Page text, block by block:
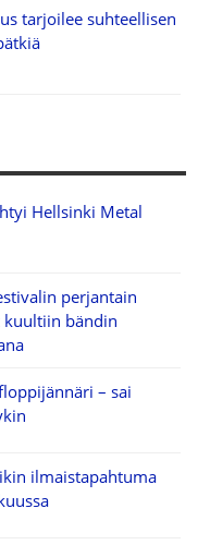
tarjoilee suhteellisen
Hellsinki Metal
perjantain
kuultiin bändin
– sai
ilmaistapahtuma